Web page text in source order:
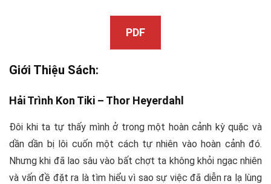
PDF
Giới Thiệu Sách:
Hải Trình Kon Tiki – Thor Heyerdahl
Đôi khi ta tự thấy mình ở trong một hoàn cảnh kỳ quặc và
dần dần bị lôi cuốn một cách tự nhiên vào hoàn cảnh đó.
Nhưng khi đã lao sâu vào bất chợt ta không khỏi ngạc nhiên
và vấn đề đặt ra là tìm hiểu vì sao sự việc đã diễn ra lạ lùng